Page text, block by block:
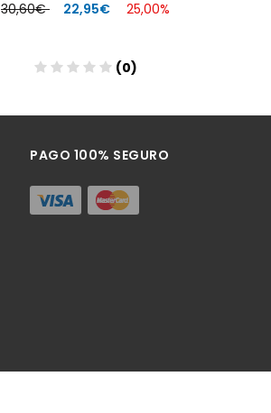
30,60€ 22,95€ 25,00%
(0)
PAGO 100% SEGURO